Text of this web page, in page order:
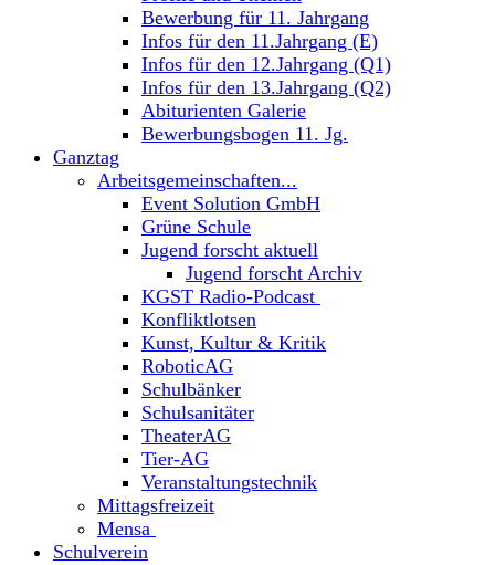
Bewerbung für 11. Jahrgang
Infos für den 11.Jahrgang (E)
Infos für den 12.Jahrgang (Q1)
Infos für den 13.Jahrgang (Q2)
Abiturienten Galerie
Bewerbungsbogen 11. Jg.
Ganztag
Arbeitsgemeinschaften...
Event Solution GmbH
Grüne Schule
Jugend forscht aktuell
Jugend forscht Archiv
KGST Radio-Podcast
Konfliktlotsen
Kunst, Kultur & Kritik
RoboticAG
Schulbänker
Schulsanitäter
TheaterAG
Tier-AG
Veranstaltungstechnik
Mittagsfreizeit
Mensa
Schulverein